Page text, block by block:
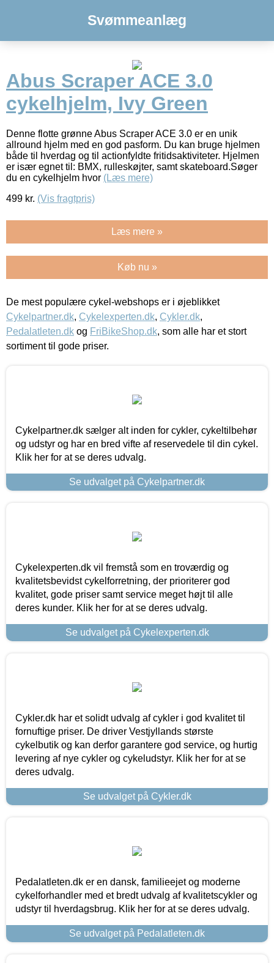
Svømmeanlæg
Abus Scraper ACE 3.0
cykelhjelm, Ivy Green
Denne flotte grønne Abus Scraper ACE 3.0 er en unik
allround hjelm med en god pasform. Du kan bruge hjelmen
både til hverdag og til actionfyldte fritidsaktiviteter. Hjelmen
er især egnet til: BMX, rulleskøjter, samt skateboard.Søger
du en cykelhjelm hvor (Læs mere)
499 kr. (Vis fragtpris)
Læs mere »
Køb nu »
De mest populære cykel-webshops er i øjeblikket
Cykelpartner.dk, Cykelexperten.dk, Cykler.dk,
Pedalatleten.dk og FriBikeShop.dk, som alle har et stort
sortiment til gode priser.
Cykelpartner.dk sælger alt inden for cykler, cykeltilbehør
og udstyr og har en bred vifte af reservedele til din cykel.
Klik her for at se deres udvalg.
Se udvalget på Cykelpartner.dk
Cykelexperten.dk vil fremstå som en troværdig og
kvalitetsbevidst cykelforretning, der prioriterer god
kvalitet, gode priser samt service meget højt til alle
deres kunder. Klik her for at se deres udvalg.
Se udvalget på Cykelexperten.dk
Cykler.dk har et solidt udvalg af cykler i god kvalitet til
fornuftige priser. De driver Vestjyllands største
cykelbutik og kan derfor garantere god service, og hurtig
levering af nye cykler og cykeludstyr. Klik her for at se
deres udvalg.
Se udvalget på Cykler.dk
Pedalatleten.dk er en dansk, familieejet og moderne
cykelforhandler med et bredt udvalg af kvalitetscykler og
udstyr til hverdagsbrug. Klik her for at se deres udvalg.
Se udvalget på Pedalatleten.dk